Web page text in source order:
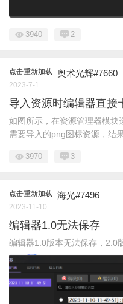
3940 2
点击重新加载 奥术光辉#7660
2023-7-1
导入资源时编辑器直接
如图所示，在资源管理器模块
需要导入的png图标资源，结果
3970 3
点击重新加载 海光#7496
2023-11-10
编辑器1.0无法保存
编辑器1.0版本无法保存，2.0